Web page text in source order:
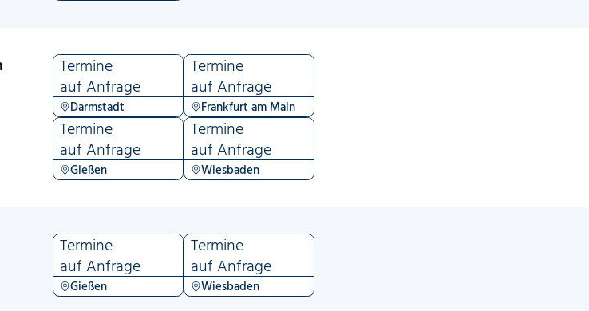
Termine
auf Anfrage
Darmstadt
Termine
auf Anfrage
Frankfurt am Main
Termine
auf Anfrage
Gießen
Termine
auf Anfrage
Wiesbaden
Termine
auf Anfrage
Gießen
Termine
auf Anfrage
Wiesbaden